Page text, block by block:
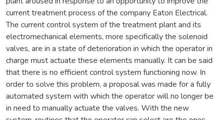
current treatment process of the company Eaton Electrical.
The current control system of the treatment plant and its
electromechanical elements, more specifically the solenoid
valves, are in a state of deterioration in which the operator in
charge must actuate these elements manually. It can be said
that there is no efficient control system functioning now. In
order to solve this problem, a proposal was made for a fully
automated system with which the operator will no longer be
in need to manually actuate the valves. With the new